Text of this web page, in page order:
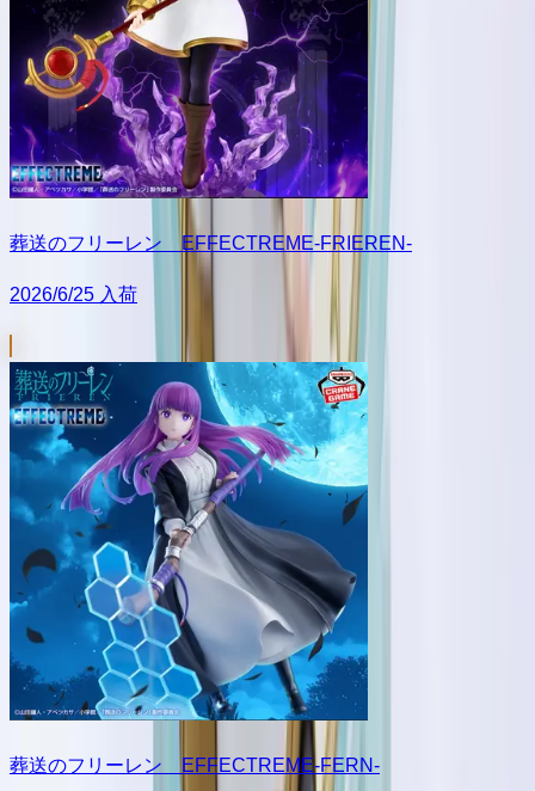
葬送のフリーレン EFFECTREME-FRIEREN-
2026/6/25 入荷
葬送のフリーレン EFFECTREME-FERN-